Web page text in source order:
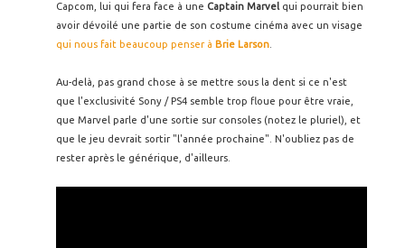
Capcom, lui qui fera face à une Captain Marvel qui pourrait bien
avoir dévoilé une partie de son costume cinéma avec un visage
qui nous fait beaucoup penser à Brie Larson
Au-delà, pas grand chose à se mettre sous la dent si ce n'est
que l'exclusivité Sony / PS4 semble trop floue pour être vraie,
que Marvel parle d'une sortie sur consoles (notez le pluriel), et
que le jeu devrait sortir "l'année prochaine". N'oubliez pas de
rester après le générique, d'ailleurs.